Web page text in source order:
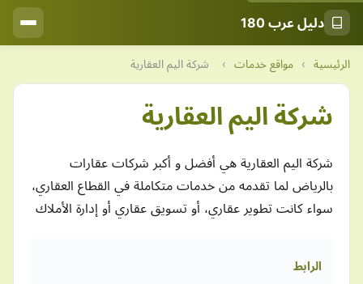
دليل عرب 180
الرئيسية › مواقع خدمات › شركة اليم العقارية
شركة اليم العقارية
شركة اليم العقارية هي أفضل و أكبر شركات عقارات
بالرياض لما تقدمه من خدمات متكاملة في القطاع العقاري،
سواء كانت تطوير عقاري، أو تسويق عقاري أو إدارة الأملاك
الرابط